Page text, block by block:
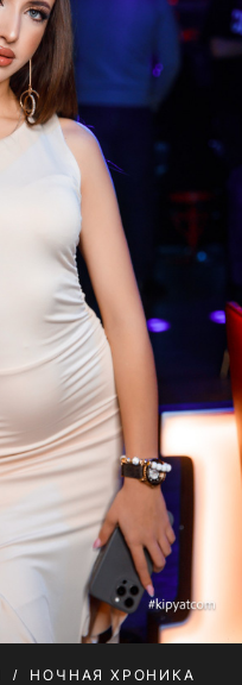
НОЧНАЯ ХРОНИКА